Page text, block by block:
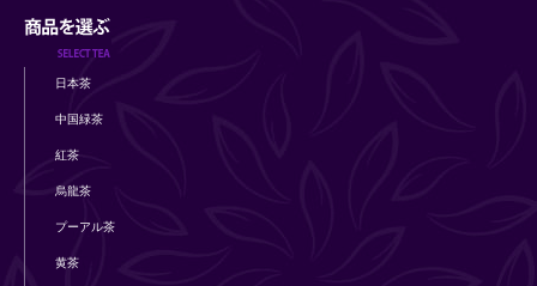
日本茶
中国緑茶
紅茶
烏龍茶
プーアル茶
黄茶